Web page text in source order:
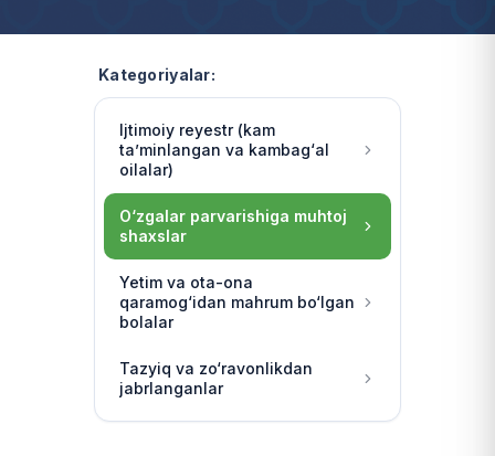
Kategoriyalar:
Ijtimoiy reyestr (kam
ta’minlangan va kambag‘al
oilalar)
O‘zgalar parvarishiga muhtoj
shaxslar
Yetim va ota-ona
qaramog‘idan mahrum bo‘lgan
bolalar
Tazyiq va zo‘ravonlikdan
jabrlanganlar